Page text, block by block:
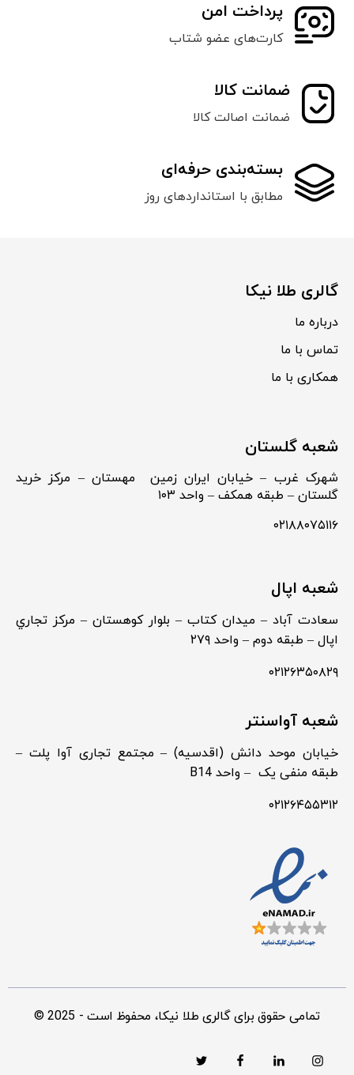
پرداخت امن
کارت‌های عضو شتاب
ضمانت کالا
ضمانت اصالت کالا
بسته‌بندی حرفه‌ای
مطابق با استانداردهای روز
گالری طلا نیکا
درباره ما
تماس با ما
همکاری با ما
شعبه گلستان
شهرک غرب – خیابان ایران زمین مهستان – مرکز خرید
گلستان – طبقه همکف – واحد ۱۰۳
۰۲۱۸۸۰۷۵۱۱۶
شعبه اپال
سعادت آباد – ميدان كتاب – بلوار كوهستان – مركز تجاري
اپال – طبقه دوم – واحد ۲۷۹
۰۲۱۲۶۳۵۰۸۲۹
شعبه آواسنتر
خیابان موحد دانش (اقدسیه) – مجتمع تجاری آوا پلت –
طبقه منفی یک – واحد B14
۰۲۱۲۶۴۵۵۳۱۲
© 2025 - تمامی حقوق برای گالری طلا نیکا، محفوظ است